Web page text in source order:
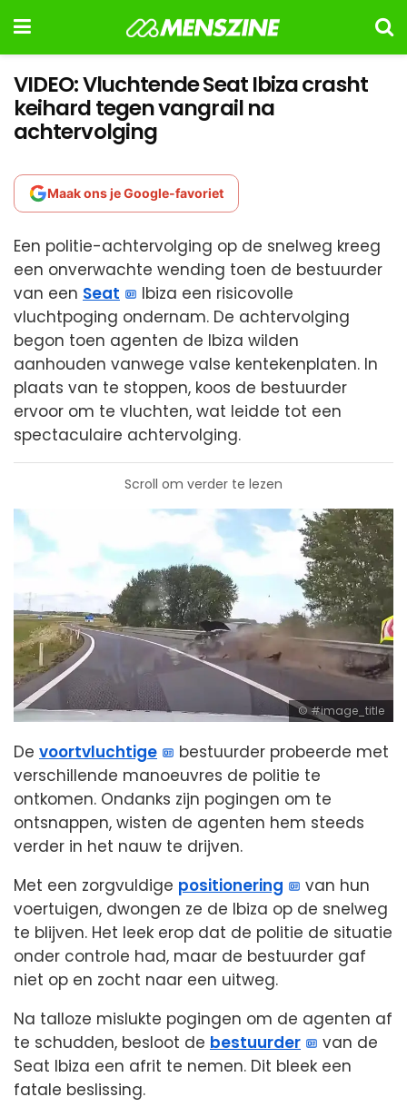
VIDEO: Vluchtende Seat Ibiza crasht
keihard tegen vangrail na
achtervolging
Maak ons je Google-favoriet
Een politie-achtervolging op de snelweg kreeg
een onverwachte wending toen de bestuurder
van een Seat
Ibiza een risicovolle
vluchtpoging ondernam. De achtervolging
begon toen agenten de Ibiza wilden
aanhouden vanwege valse kentekenplaten. In
plaats van te stoppen, koos de bestuurder
ervoor om te vluchten, wat leidde tot een
spectaculaire achtervolging.
Scroll om verder te lezen
#image_title
De voortvluchtige
bestuurder probeerde met
verschillende manoeuvres de politie te
ontkomen. Ondanks zijn pogingen om te
ontsnappen, wisten de agenten hem steeds
verder in het nauw te drijven.
Met een zorgvuldige positionering
van hun
voertuigen, dwongen ze de Ibiza op de snelweg
te blijven. Het leek erop dat de politie de situatie
onder controle had, maar de bestuurder gaf
niet op en zocht naar een uitweg.
Na talloze mislukte pogingen om de agenten af
te schudden, besloot de bestuurder
van de
Seat Ibiza een afrit te nemen. Dit bleek een
fatale beslissing.